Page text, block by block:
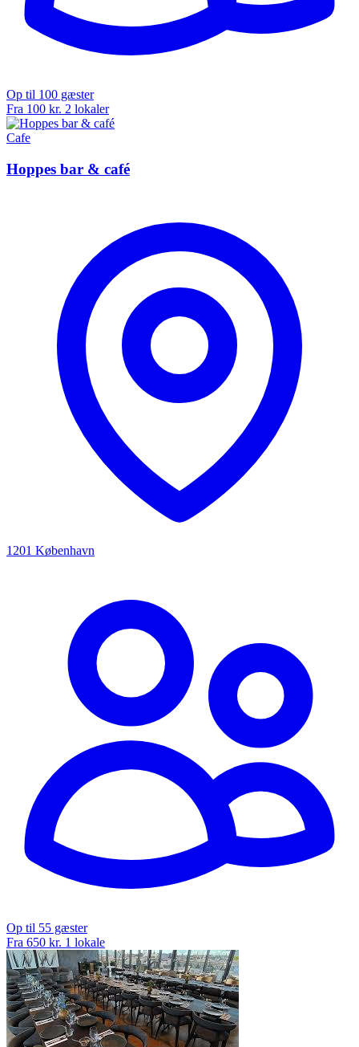
Op til 100 gæster
Fra 100 kr. 2 lokaler
Cafe
Hoppes bar & café
1201 København
Op til 55 gæster
Fra 650 kr. 1 lokale